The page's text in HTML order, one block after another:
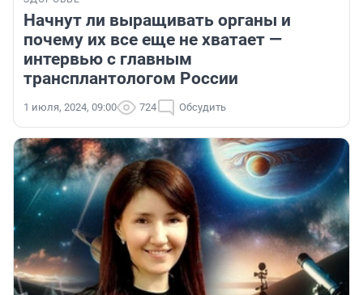
Начнут ли выращивать органы и
почему их все еще не хватает —
интервью с главным
трансплантологом России
1 июля, 2024, 09:00 724 Обсудить